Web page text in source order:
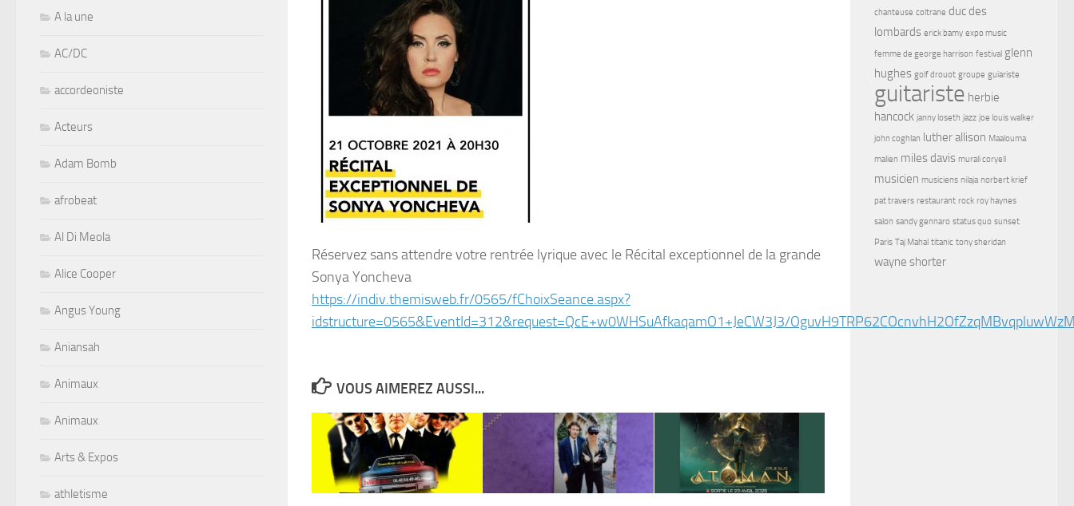
Réservez sans attendre votre rentrée lyrique avec le Récital exceptionnel de la grande
Sonya Yoncheva
https://indiv.themisweb.fr/0565/fChoixSeance.aspx?
idstructure=0565&EventId=312&request=QcE+w0WHSuAfkaqamO1+JeCW3J3/
VOUS AIMEREZ AUSSI...
A la une
AC/DC
accordeoniste
Acteurs
Adam Bomb
afrobeat
Al Di Meola
Alice Cooper
Angus Young
Aniansah
Animaux
Animaux
Arts & Expos
athletisme
chanteuse coltrane duc des
lombards erick bamy expo music
femme de george harrison festival glenn
hughes golf drouot groupe guiariste
guitariste herbie
hancock janny loseth jazz joe louis walker
john coghlan luther allison Maalouma
malien miles davis murali coryell
musicien musiciens nilaja norbert krief
pat travers restaurant rock roy haynes
salon sandy gennaro status quo sunset
Paris Taj Mahal titanic tony sheridan
wayne shorter